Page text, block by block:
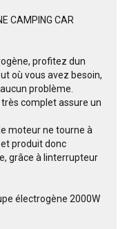
CAMPING CAR
profitez dun
où vous avez besoin,
problème.
très complet assure un
moteur ne tourne à
produit donc
grâce à linterrupteur
électrogène 2000W